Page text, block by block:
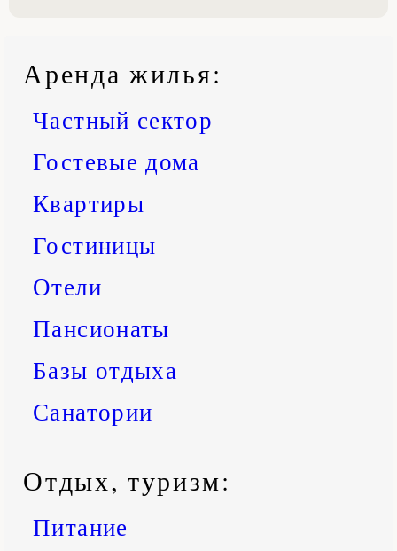
Аренда жилья:
Частный сектор
Гостевые дома
Квартиры
Гостиницы
Отели
Пансионаты
Базы отдыха
Санатории
Отдых, туризм:
Питание